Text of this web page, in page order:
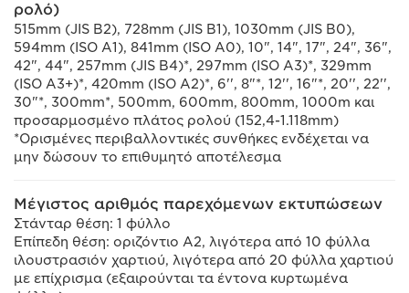
ρολό)
515mm (JIS B2), 728mm (JIS B1), 1030mm (JIS B0),
594mm (ISO A1), 841mm (ISO A0), 10", 14", 17", 24", 36",
42", 44", 257mm (JIS B4)*, 297mm (ISO A3)*, 329mm
(ISO A3+)*, 420mm (ISO A2)*, 6'', 8"*, 12'', 16"*, 20'', 22'',
30"*, 300mm*, 500mm, 600mm, 800mm, 1000m και
προσαρμοσμένο πλάτος ρολού (152,4-1.118mm)
*Ορισμένες περιβαλλοντικές συνθήκες ενδέχεται να
μην δώσουν το επιθυμητό αποτέλεσμα
Μέγιστος αριθμός παρεχόμενων εκτυπώσεων
Στάνταρ θέση: 1 φύλλο
Επίπεδη θέση: οριζόντιο A2, λιγότερα από 10 φύλλα
ιλουστρασιόν χαρτιού, λιγότερα από 20 φύλλα χαρτιού
με επίχρισμα (εξαιρούνται τα έντονα κυρτωμένα